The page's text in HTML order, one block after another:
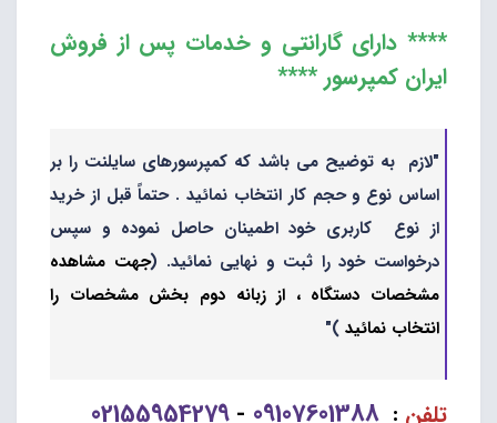
**** دارای گارانتی و خدمات پس از فروش
ایران کمپرسور ****
"لازم به توضیح می باشد که کمپرسورهای سایلنت را بر
اساس نوع و حجم کار انتخاب نمائید . حتماً قبل از خرید
از نوع کاربری خود اطمینان حاصل نموده و سپس
درخواست خود را ثبت و نهایی نمائید. (جهت مشاهده
مشخصات دستگاه ، از زبانه دوم بخش مشخصات را
انتخاب نمائید )"
تلفن :
09107601388
-
02155954279